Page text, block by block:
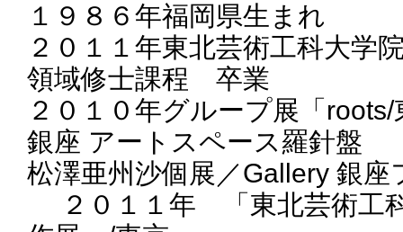
１９８６年福岡県生まれ
２０１１年東北芸術工科大
領域修士課程 卒業
２０１０年グループ展「
銀座 アートスペース羅針盤
松澤亜州沙個展／Gallery 銀座
２０１１年 「東北芸術工